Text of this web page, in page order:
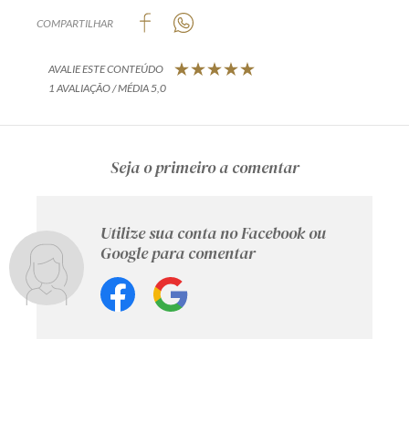
COMPARTILHAR
AVALIE ESTE CONTEÚDO
1 AVALIAÇÃO / MÉDIA 5,0
Seja o primeiro a comentar
Utilize sua conta no Facebook ou
Google para comentar